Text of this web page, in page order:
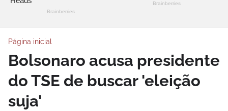
Página inicial
Bolsonaro acusa presidente
do TSE de buscar 'eleição
suja'